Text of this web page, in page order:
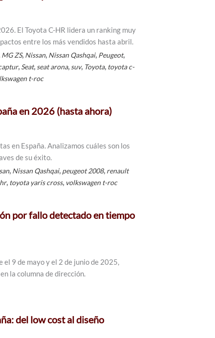
El Toyota C-HR lidera un ranking muy
entre los más vendidos hasta abril.
MG ZS, Nissan, Nissan Qashqai, Peugeot,
, Seat, seat arona, suv, Toyota, toyota c-
t-roc
en 2026 (hasta ahora)
en España. Analizamos cuáles son los
de su éxito.
, Nissan Qashqai, peugeot 2008, renault
, toyota yaris cross, volkswagen t-roc
por fallo detectado en tiempo
9 de mayo y el 2 de junio de 2025,
la columna de dirección.
del low cost al diseño